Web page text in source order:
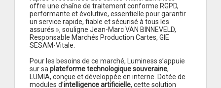
offre une chaîne de traitement conforme RGPD,
performante et évolutive, essentielle pour garantir
un service rapide, fiable et sécurisé à tous les
assurés », souligne Jean-Marc VAN BINNEVELD,
Responsable Marchés Production Cartes, GIE
SESAM-Vitale.
Pour les besoins de ce marché, Luminess s’appuie
sur saplateforme technologique souveraine,
LUMIA, conçue et développée en interne. Dotée de
modules d’intelligence artificielle, cette solution